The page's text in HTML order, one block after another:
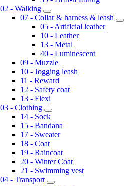
02 - Walking
07 - Collar & harness & leash
05 - Artificial leather
10 - Leather
13 - Metal
40 - Luminescent
09 - Muzzle
10 - Jogging leash
11 - Reward
12 - Safety coat
13 - Flexi
03 - Clothing
14 - Sock
15 - Bandana
17 - Sweater
18 - Coat
19 - Raincoat
20 - Winter Coat
21 - Swimming vest
04 - Transport